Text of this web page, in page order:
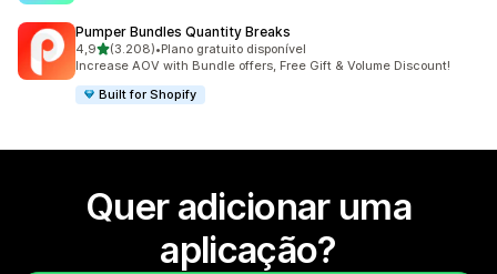
Pumper Bundles Quantity Breaks
4,9de 5 estrelas
(3.208)
3208 total de avaliações
•Plano gratuito disponível
Increase AOV with Bundle offers, Free Gift & Volume Discount!
Built for Shopify
Quer adicionar uma
aplicação?